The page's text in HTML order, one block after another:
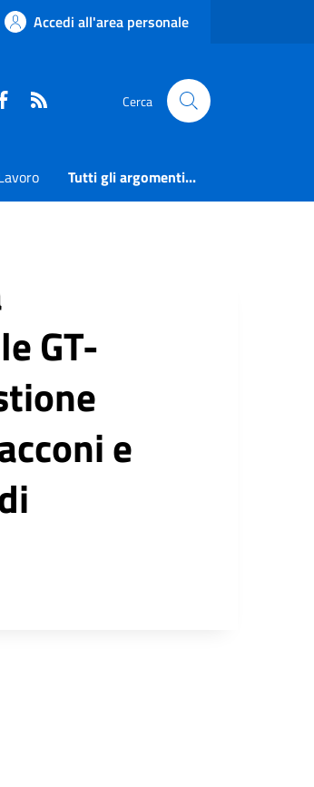
Accedi all'area personale
Faceboook Cerca
Tutti gli argomenti...
GT-
e